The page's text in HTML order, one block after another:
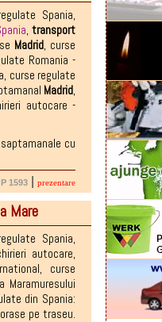
Spania,
, transport
Madrid, curse
Romania -
, curse regulate
Madrid,
autocare -
cu
P 1593 prezentare
Mare
Spania,
autocare,
, curse
Maramuresului
din Spania:
pe traseu.